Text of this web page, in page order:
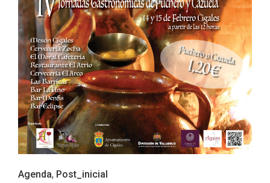
Agenda, Post_inicial